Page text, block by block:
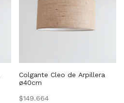
Colgante Cleo de Arpillera
ø40cm
$149.664